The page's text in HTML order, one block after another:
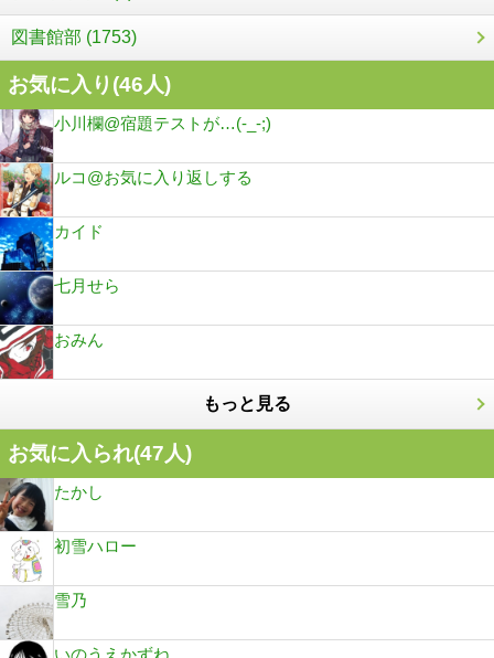
図書館部 (1753)
お気に入り(46人)
小川欄@宿題テストが…(-_-;)
ルコ@お気に入り返しする
カイド
七月せら
おみん
もっと見る
お気に入られ(47人)
たかし
初雪ハロー
雪乃
いのうえかずね